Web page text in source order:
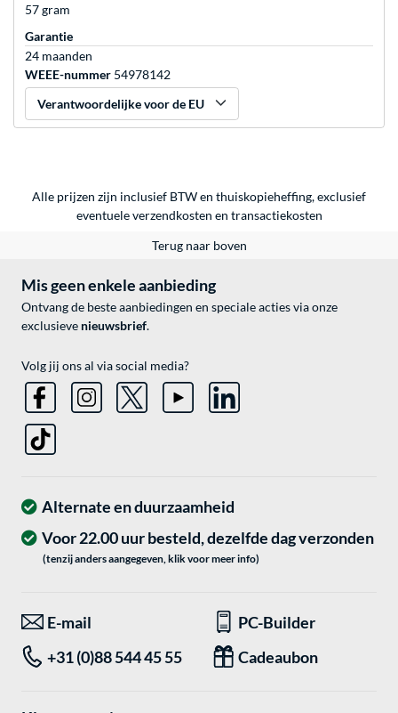
57 gram
Garantie
24 maanden
WEEE-nummer 54978142
Verantwoordelijke voor de EU
Alle prijzen zijn inclusief BTW en thuiskopieheffing, exclusief
eventueleverzendkosten en transactiekosten
Terug naar boven
Mis geen enkele aanbieding
Ontvang de beste aanbiedingen en speciale acties via onze
exclusieve nieuwsbrief.
Volg jij ons al via social media?
Alternate en duurzaamheid
Voor 22.00 uur besteld, dezelfde dag verzonden
(tenzij anders aangegeven, klik voor meer info)
E-mail
PC-Builder
+31 (0)88 544 45 55
Cadeaubon